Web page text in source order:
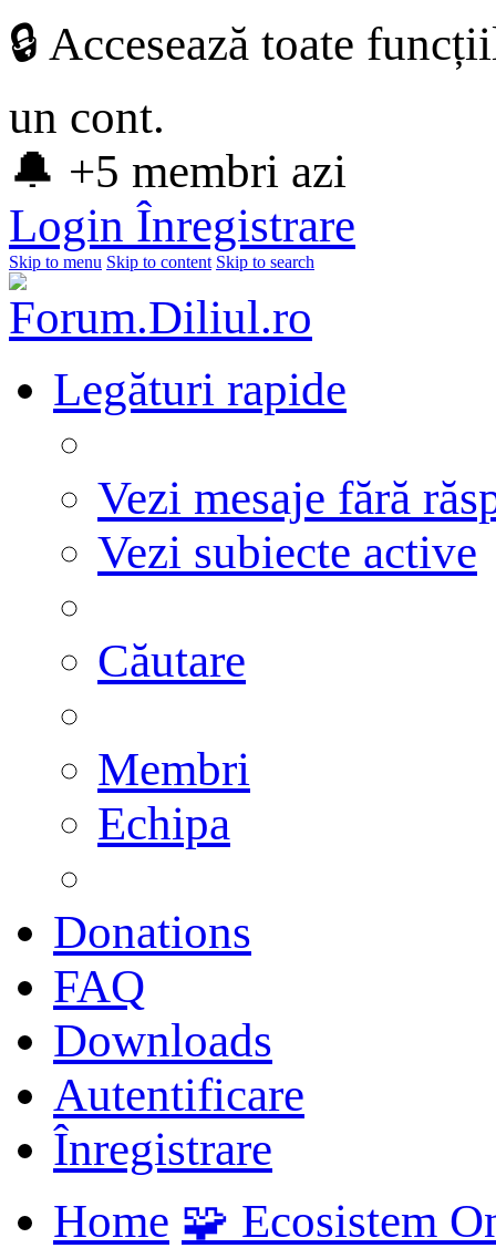
🔒 Accesează toate
un cont.
🔔 +5 membri azi
Login Înregistrare
Skip to menu Skip to content Skip to search
Legături rapide
Vezi mesaje fără
Vezi subiecte active
Căutare
Membri
Echipa
Donations
FAQ
Downloads
Autentificare
Înregistrare
Home 🧩 Ecosistem